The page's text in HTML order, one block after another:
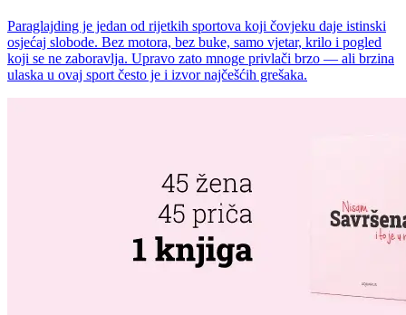
Paraglajding je jedan od rijetkih sportova koji čovjeku daje istinski
osjećaj slobode. Bez motora, bez buke, samo vjetar, krilo i pogled
koji se ne zaboravlja. Upravo zato mnoge privlači brzo — ali brzina
ulaska u ovaj sport često je i izvor najčešćih grešaka.